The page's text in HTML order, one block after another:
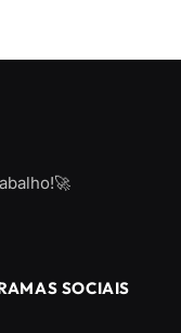
SOCIAIS